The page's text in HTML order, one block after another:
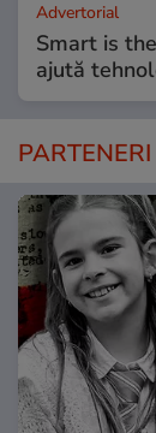
Advertorial
Smart is
ajută
PARTENERI